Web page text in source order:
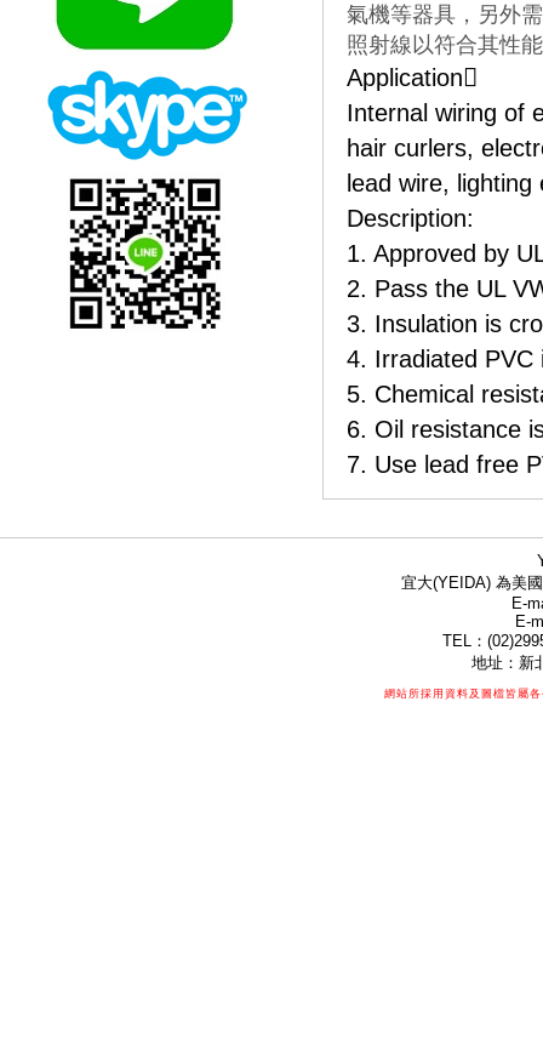
氣機等器具，另外
照射線以符合其性
Application􀄈
Internal wiring of
hair curlers,
lead wire,
Description:
1. Approved by
2. Pass the UL
3. Insulation is
4. Irradiated PVC
5. Chemical
6. Oil resistance
7. Use lead free
宜大(YEIDA) 為美
E-
E-
TEL：
地址：新
網站所採用資料及圖檔皆屬